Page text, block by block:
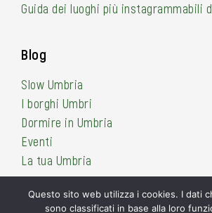
Guida dei luoghi più instagrammabili
Blog
Slow Umbria
I borghi Umbri
Dormire in Umbria
Eventi
La tua Umbria
Questo sito web utilizza i cookies. I dati
sono classificati in base alla loro